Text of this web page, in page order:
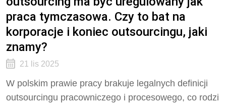
praca tymczasowa. Czy to bat na
korporacje i koniec outsourcingu, jaki
znamy?
21 lis 2025
W polskim prawie pracy brakuje legalnych definicji
outsourcingu pracowniczego i procesowego, co rodzi